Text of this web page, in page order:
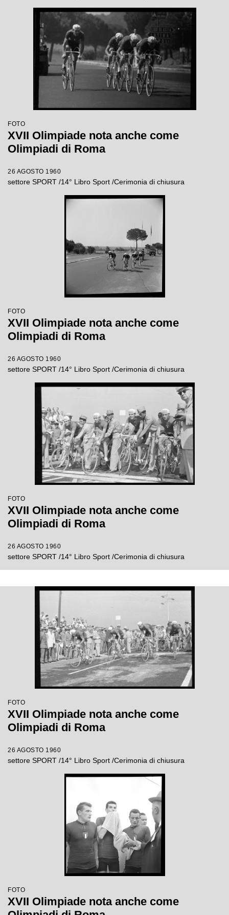
FOTO
XVII Olimpiade nota anche come
Olimpiadi di Roma
26 AGOSTO 1960
settore SPORT /14° Libro Sport /Cerimonia di chiusura
FOTO
XVII Olimpiade nota anche come
Olimpiadi di Roma
26 AGOSTO 1960
settore SPORT /14° Libro Sport /Cerimonia di chiusura
FOTO
XVII Olimpiade nota anche come
Olimpiadi di Roma
26 AGOSTO 1960
settore SPORT /14° Libro Sport /Cerimonia di chiusura
FOTO
XVII Olimpiade nota anche come
Olimpiadi di Roma
26 AGOSTO 1960
settore SPORT /14° Libro Sport /Cerimonia di chiusura
FOTO
XVII Olimpiade nota anche come